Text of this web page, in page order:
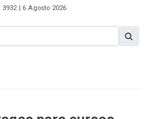
| 6 Agosto 2026